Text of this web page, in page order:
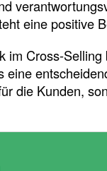
eine positive
im Cross-
die Kunden,